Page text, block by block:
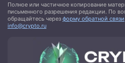
Полное или частичное копирование
письменного разрешения редакции. По
обращайтесь через форму обратной связи
info@crypto.ru